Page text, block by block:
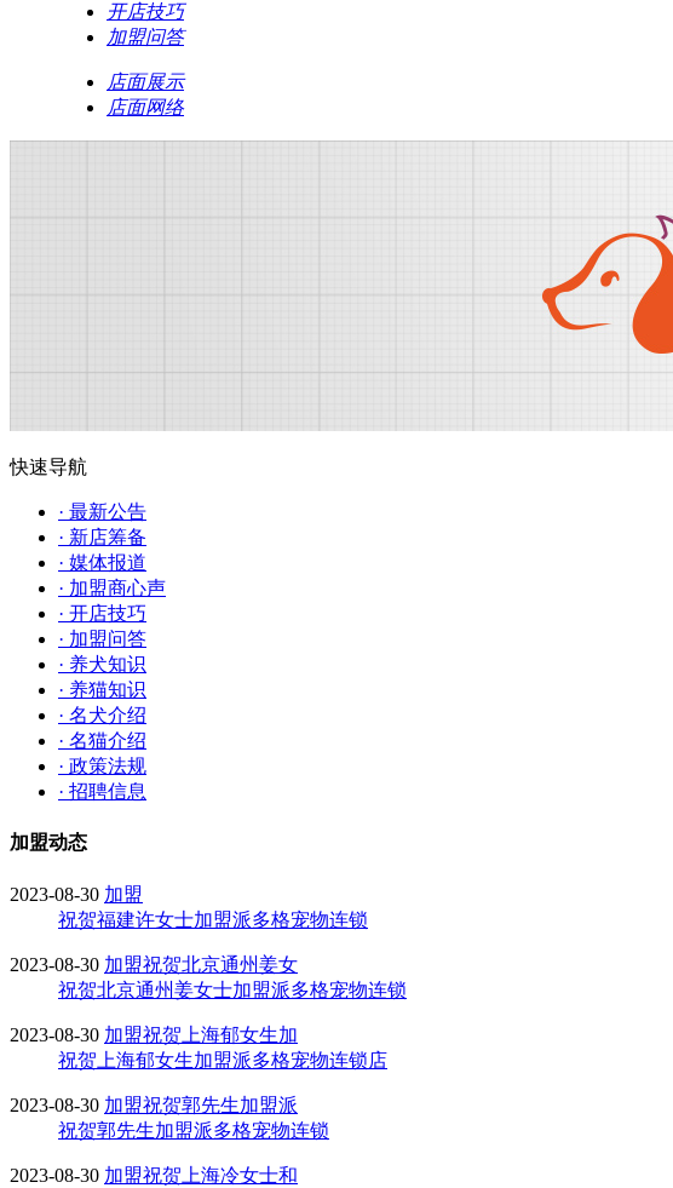
开店技巧
加盟问答
店面展示
店面网络
快速导航
· 最新公告
· 新店筹备
· 媒体报道
· 加盟商心声
· 开店技巧
· 加盟问答
· 养犬知识
· 养猫知识
· 名犬介绍
· 名猫介绍
· 政策法规
· 招聘信息
加盟动态
2023-08-30 加盟
祝贺福建许女士加盟派多格宠物连锁
2023-08-30 加盟祝贺北京通州姜女
祝贺北京通州姜女士加盟派多格宠物连锁
2023-08-30 加盟祝贺上海郁女生加
祝贺上海郁女生加盟派多格宠物连锁店
2023-08-30 加盟祝贺郭先生加盟派
祝贺郭先生加盟派多格宠物连锁
2023-08-30 加盟祝贺上海冷女士和